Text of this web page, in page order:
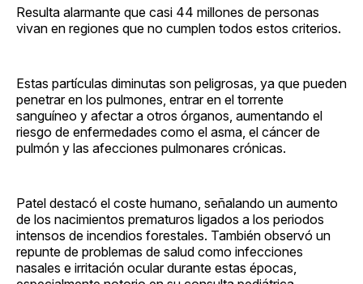
Resulta alarmante que casi 44 millones de personas
vivan en regiones que no cumplen todos estos criterios.
Estas partículas diminutas son peligrosas, ya que pueden
penetrar en los pulmones, entrar en el torrente
sanguíneo y afectar a otros órganos, aumentando el
riesgo de enfermedades como el asma, el cáncer de
pulmón y las afecciones pulmonares crónicas.
Patel destacó el coste humano, señalando un aumento
de los nacimientos prematuros ligados a los periodos
intensos de incendios forestales. También observó un
repunte de problemas de salud como infecciones
nasales e irritación ocular durante estas épocas,